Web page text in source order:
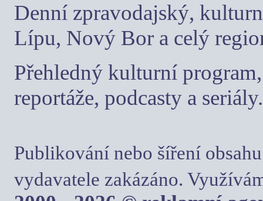
Denní zpravodajský,
Lípu, Nový Bor a celý
Přehledný kulturní
reportáže, podcasty a seriály.
Publikování nebo šíření
vydavatele zakázáno.